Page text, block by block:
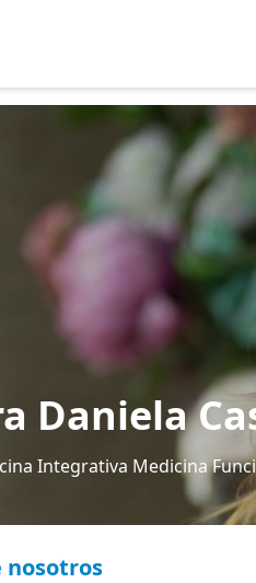
Daniela
Integrativa Medicina
nosotros